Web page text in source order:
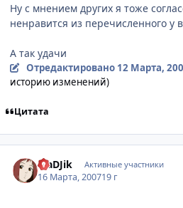
Ну с мнением других я тоже
ненравится из перечисленного у
А так удачи
Отредактировано 12 Марта,
историю изменений)
Цитата
MaDJik Активные участники
16 Марта, 200719 г